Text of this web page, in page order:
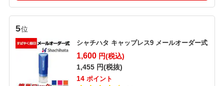
5位
シャチハタ キャップレス9 メールオーダー式
1,600円(税込)
1,455円(税抜)
14 ポイント